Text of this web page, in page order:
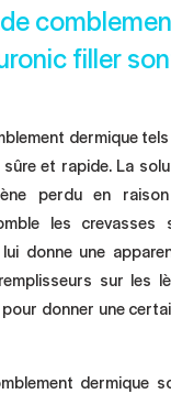
filler
dermique
et rapide. La
perdu en
les crevasses
donne une
sur les
donner une
dermique